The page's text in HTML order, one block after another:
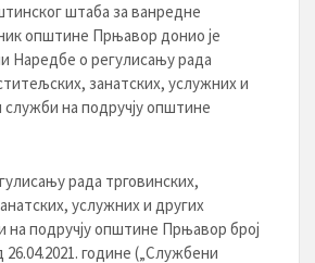
штаба за ванредне
општине Прњавор донио је
Наредбе о регулисању рада
занатских, услужних и
служби на подручју општине
рада трговинских,
услужних и других
на подручју општине Прњавор број
26.04.2021. године („Службени